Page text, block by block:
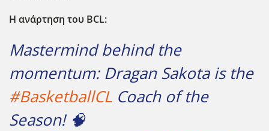
Η ανάρτηση του BCL:
Mastermind behind the
momentum: Dragan Sakota is the
#BasketballCL Coach of the
Season! 🧠